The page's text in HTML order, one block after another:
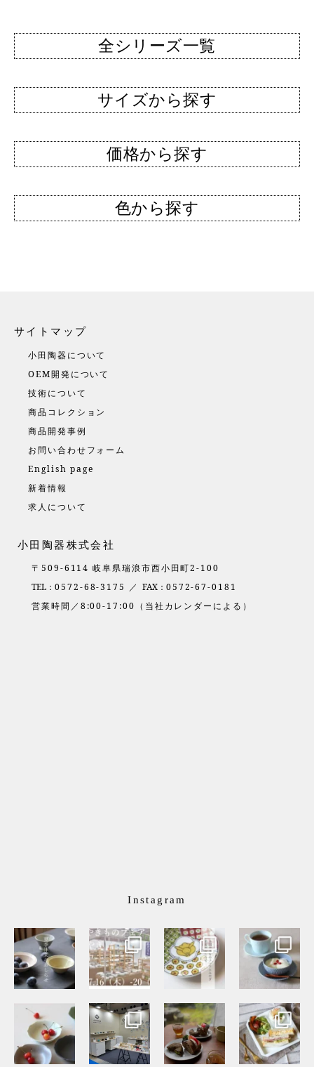
全シリーズ一覧
サイズから探す
価格から探す
色から探す
サイトマップ
小田陶器について
OEM開発について
技術について
商品コレクション
商品開発事例
お問い合わせフォーム
English page
新着情報
求人について
小田陶器株式会社
〒509-6114 岐阜県瑞浪市西小田町2-100
TEL： 0572-68-3175 ／ FAX： 0572-67-0181
営業時間／8:00-17:00（当社カレンダーによる）
Instagram